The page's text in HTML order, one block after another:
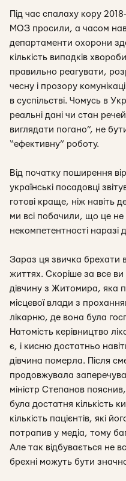
Під час спалаху кору
МОЗ просили, а часом
департаменти охорони
кількість випадків
правильно реагувати,
чесну і прозору
в суспільстві. Чомусь в
реальні дані чи стан
виглядати погано”, не
“ефективну” роботу.
Від початку поширення
українські посадовці
готові краще, ніж навіть
ми всі побачили, що це не
некомпетентності наразі
Зараз ця звичка брехати
життях. Скоріше за все
дівчину з Житомира, яка
місцевої влади з
лікарню, де вона була
Натомість керівництво
є, і кисню достатньо
дівчина померла. Після
продовжувала
міністр Степанов
була достатня кількість
кількість пацієнтів, які
потрапив у медіа, тому
Але так відбувається не
брехні можуть бути